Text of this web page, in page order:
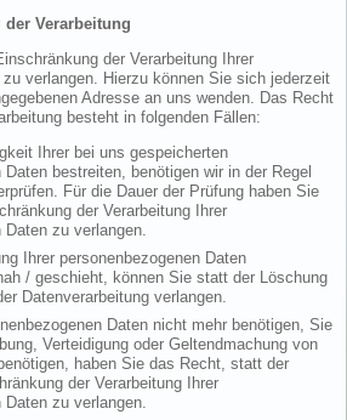
Verarbeitung
der Verarbeitung Ihrer
verlangen. Hierzu können Sie sich jederzeit
Adresse an uns wenden. Das Recht
besteht in folgenden Fällen:
Ihrer bei uns gespeicherten
Daten bestreiten, benötigen wir in der Regel
Für die Dauer der Prüfung haben Sie
der Verarbeitung Ihrer
Daten zu verlangen.
Ihrer personenbezogenen Daten
/ geschieht, können Sie statt der Löschung
Datenverarbeitung verlangen.
Daten nicht mehr benötigen, Sie
Verteidigung oder Geltendmachung von
haben Sie das Recht, statt der
der Verarbeitung Ihrer
Daten zu verlangen.